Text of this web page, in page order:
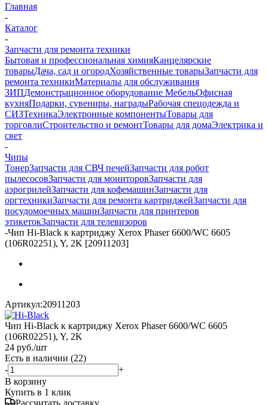
Главная
-
Каталог
-
Запчасти для ремонта техники
Бытовая и профессиональная химияКанцелярские
товарыДача, сад и огородХозяйственные товарыЗапчасти для
ремонта техникиМатериалы для обслуживания
ЗИПДемонстрационное оборудование МебельОфисная
кухняПодарки, сувениры, наградыРабочая спецодежда и
СИЗТехникаЭлектронные компонентыТовары для
торговлиСтроительство и ремонтТовары для домаЭлектрика и
свет
-
Чипы
ТонерЗапчасти для СВЧ печейЗапчасти для робот
пылесосовЗапчасти для мониторовЗапчасти для
аэрогрилейЗапчасти для кофемашинЗапчасти для
оргтехникиЗапчасти для ремонта картриджейЗапчасти для
посудомоечных машинЗапчасти для принтеров
этикетокЗапчасти для телевизоров
-Чип Hi-Black к картриджу Xerox Phaser 6600/WC 6605
(106R02251), Y, 2K [20911203]
Артикул:20911203
Чип Hi-Black к картриджу Xerox Phaser 6600/WC 6605
(106R02251), Y, 2K
24 руб./шт
Есть в наличии (22)
-
+
В корзину
Купить в 1 клик
Рассчитать доставку